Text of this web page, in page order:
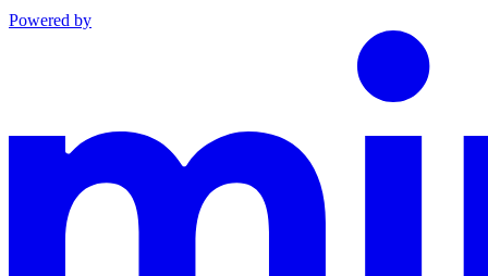
Powered by